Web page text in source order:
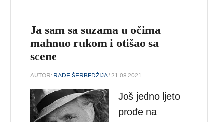
Ja sam sa suzama u očima
mahnuo rukom i otišao sa
scene
AUTOR: RADE ŠERBEDŽIJA/ 21.08.2021.
Još jedno ljeto
prođe na